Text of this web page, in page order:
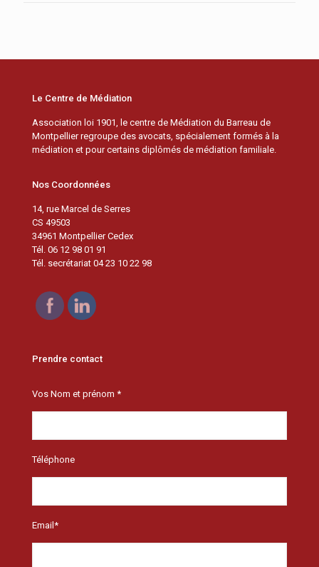
Le Centre de Médiation
Association loi 1901, le centre de Médiation du Barreau de
Montpellier regroupe des avocats, spécialement formés à la
médiation et pour certains diplômés de médiation familiale.
Nos Coordonnées
14, rue Marcel de Serres
CS 49503
34961 Montpellier Cedex
Tél. 06 12 98 01 91
Tél. secrétariat 04 23 10 22 98
Prendre contact
Vos Nom et prénom *
Téléphone
Email*